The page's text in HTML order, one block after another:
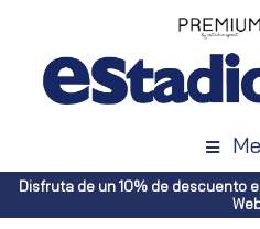
Envíos gratuitos a toda España
Península,